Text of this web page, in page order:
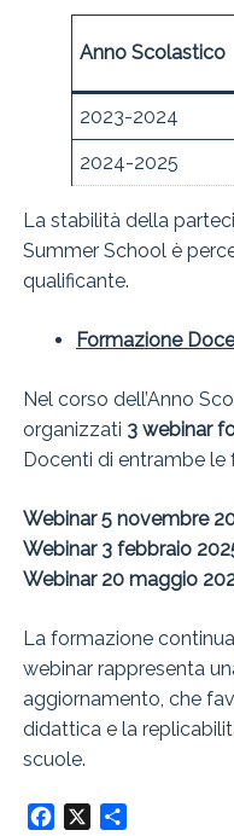
Anno Scolastico
2023-2024
2024-2025
La stabilità della
Summer School è
qualificante.
Formazione
Nel corso dell’Anno
organizzati 3 webinar
Docenti di entrambe le
Webinar 5 novembre
Webinar 3 febbraio
Webinar 20 maggio
La formazione
webinar rappresenta
aggiornamento, che
didattica e la
scuole.
Facebook